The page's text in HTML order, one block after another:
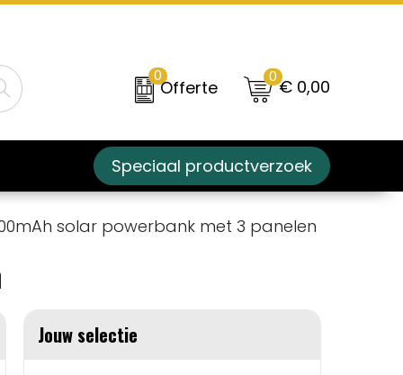
0
Offerte 0€ 0,00
Speciaal productverzoek
solar powerbank met 3 panelen
Jouw selectie